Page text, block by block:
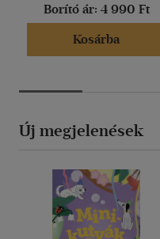
Borító ár: 4 990 Ft
Kosárba
Új megjelenések